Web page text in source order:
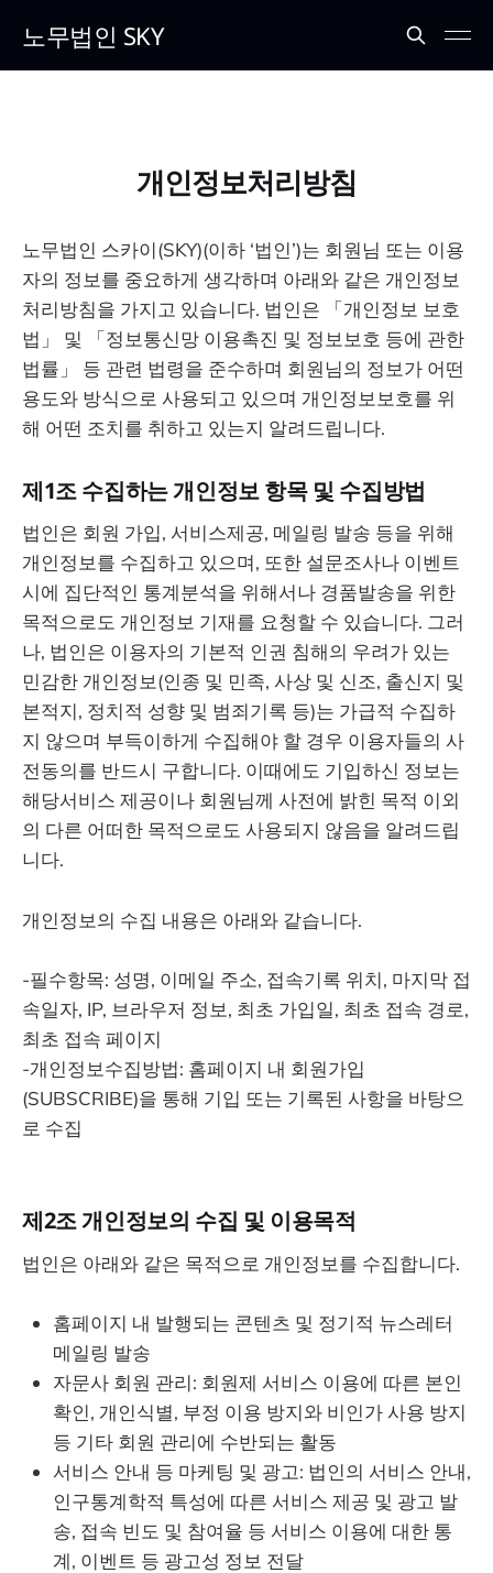
노무법인 SKY
개인정보처리방침
노무법인 스카이(SKY)(이하 ‘법인’)는 회원님 또는 이용
자의 정보를 중요하게 생각하며 아래와 같은 개인정보
처리방침을 가지고 있습니다. 법인은 「개인정보 보호
법」 및 「정보통신망 이용촉진 및 정보보호 등에 관한
법률」 등 관련 법령을 준수하며 회원님의 정보가 어떤
용도와 방식으로 사용되고 있으며 개인정보보호를 위
해 어떤 조치를 취하고 있는지 알려드립니다.
제1조 수집하는 개인정보 항목 및 수집방법
법인은 회원 가입, 서비스제공, 메일링 발송 등을 위해
개인정보를 수집하고 있으며, 또한 설문조사나 이벤트
시에 집단적인 통계분석을 위해서나 경품발송을 위한
목적으로도 개인정보 기재를 요청할 수 있습니다. 그러
나, 법인은 이용자의 기본적 인권 침해의 우려가 있는
민감한 개인정보(인종 및 민족, 사상 및 신조, 출신지 및
본적지, 정치적 성향 및 범죄기록 등)는 가급적 수집하
지 않으며 부득이하게 수집해야 할 경우 이용자들의 사
전동의를 반드시 구합니다. 이때에도 기입하신 정보는
해당서비스 제공이나 회원님께 사전에 밝힌 목적 이외
의 다른 어떠한 목적으로도 사용되지 않음을 알려드립
니다.
개인정보의 수집 내용은 아래와 같습니다.
-필수항목: 성명, 이메일 주소, 접속기록 위치, 마지막 접
속일자, IP, 브라우저 정보, 최초 가입일, 최초 접속 경로,
최초 접속 페이지
-개인정보수집방법: 홈페이지 내 회원가입
(SUBSCRIBE)을 통해 기입 또는 기록된 사항을 바탕으
로 수집
제2조 개인정보의 수집 및 이용목적
법인은 아래와 같은 목적으로 개인정보를 수집합니다.
홈페이지 내 발행되는 콘텐츠 및 정기적 뉴스레터
메일링 발송
자문사 회원 관리: 회원제 서비스 이용에 따른 본인
확인, 개인식별, 부정 이용 방지와 비인가 사용 방지
등 기타 회원 관리에 수반되는 활동
서비스 안내 등 마케팅 및 광고: 법인의 서비스 안내,
인구통계학적 특성에 따른 서비스 제공 및 광고 발
송, 접속 빈도 및 참여율 등 서비스 이용에 대한 통
계, 이벤트 등 광고성 정보 전달